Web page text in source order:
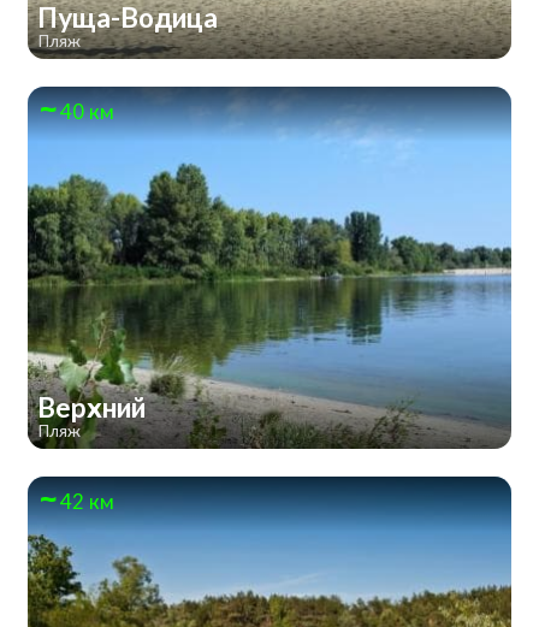
Пуща-Водица
Пляж
40 км
Верхний
Пляж
42 км